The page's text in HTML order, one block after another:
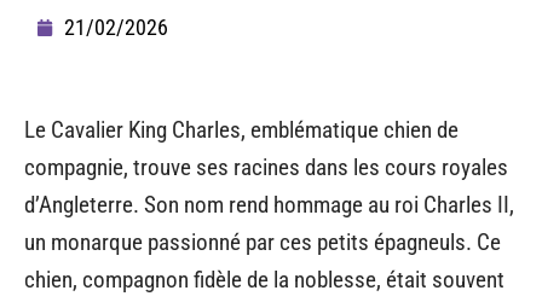
21/02/2026
Le Cavalier King Charles, emblématique chien de
compagnie, trouve ses racines dans les cours royales
d’Angleterre. Son nom rend hommage au roi Charles II,
un monarque passionné par ces petits épagneuls. Ce
chien, compagnon fidèle de la noblesse, était souvent